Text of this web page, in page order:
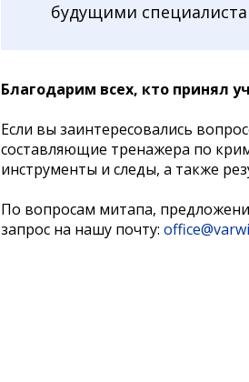
будущими
Благодарим всех, кто принял
Если вы заинтересовались
составляющие тренажера по
инструменты и следы, а также
По вопросам митапа,
запрос на нашу почту: